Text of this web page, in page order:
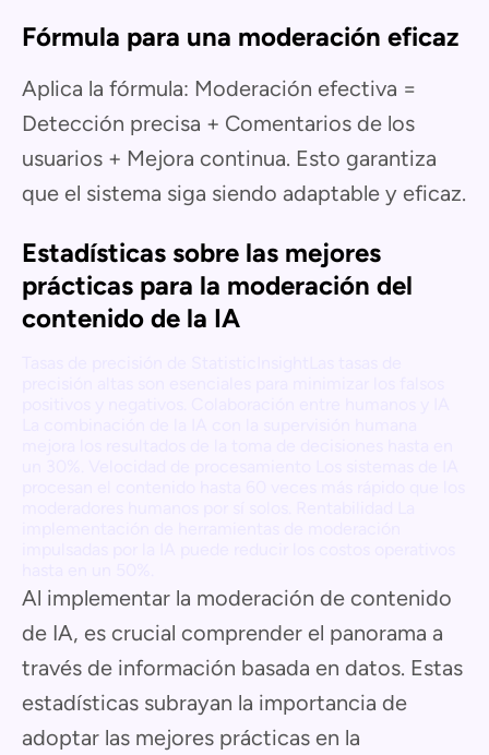
Fórmula para una moderación eficaz
Aplica la fórmula: Moderación efectiva =
Detección precisa + Comentarios de los
usuarios + Mejora continua. Esto garantiza
que el sistema siga siendo adaptable y eficaz.
Estadísticas sobre las mejores
prácticas para la moderación del
contenido de la IA
Al implementar la moderación de contenido
de IA, es crucial comprender el panorama a
través de información basada en datos. Estas
estadísticas subrayan la importancia de
adoptar las mejores prácticas en la